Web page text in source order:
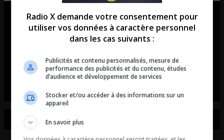
Match2Ride : l’application qui
révolutionne les rassemblements
L’entrevue avec David Beaudoin
Radio X demande votre consentement pour
utiliser vos données à caractère personnel
dans les cas suivants :
Publicités et contenu personnalisés, mesure de
performance des publicités et du contenu, études
d’audience et développement de services
Stocker et/ou accéder à des informations sur un
appareil
En savoir plus